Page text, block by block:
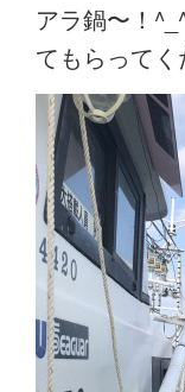
アラ鍋〜！
てもらってく